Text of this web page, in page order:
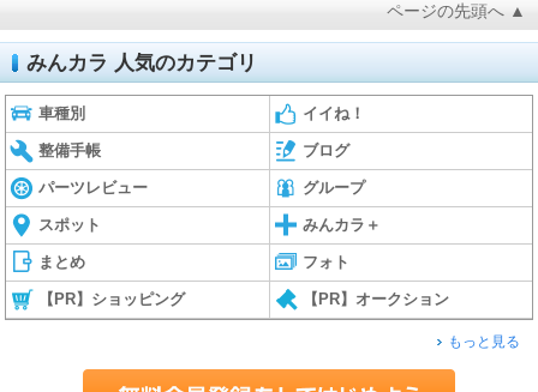
ページの先頭へ ▲
みんカラ 人気のカテゴリ
車種別 イイね！
整備手帳 ブログ
パーツレビュー グループ
スポット みんカラ＋
まとめ フォト
【PR】ショッピング 【PR】オークション
もっと見る